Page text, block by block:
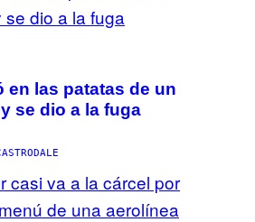
en las patatas de un
se dio a la fuga